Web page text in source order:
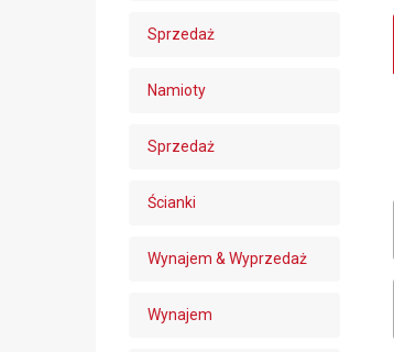
Sprzedaż
Namioty
Sprzedaż
Ścianki
Wynajem & Wyprzedaż
Wynajem